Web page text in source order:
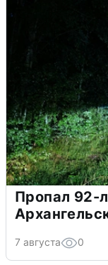
Пропал 92-
7 августа 0